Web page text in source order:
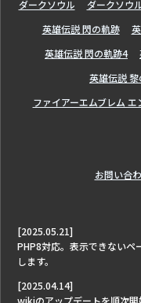
ダークソウル
ダークソウ
英雄伝説 閃の軌跡
英雄伝説 閃の軌跡4
英雄伝説
ファイアーエムブレム エ
お問い合
[2025.05.21]
PHP8対応。表示できないペ
します。
[2025.04.14]
wikiのアップデートを順次開